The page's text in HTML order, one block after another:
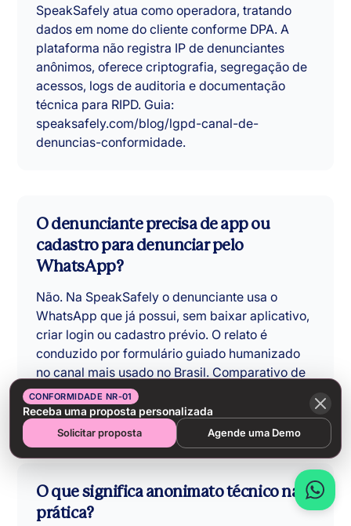
SpeakSafely atua como operadora, tratando
dados em nome do cliente conforme DPA. A
plataforma não registra IP de denunciantes
anônimos, oferece criptografia, segregação de
acessos, logs de auditoria e documentação
técnica para RIPD. Guia:
speaksafely.com/blog/lgpd-canal-de-
denuncias-conformidade.
O denunciante precisa de app ou
cadastro para denunciar pelo
WhatsApp?
Não. Na SpeakSafely o denunciante usa o
WhatsApp que já possui, sem baixar aplicativo,
criar login ou cadastro prévio. O relato é
conduzido por formulário guiado humanizado
no canal mais usado no Brasil. Comparativo de
canais: speaksafely.com/compare/whatsapp-
vs-portal-web.
O que significa anonimato técnico na
prática?
CONFORMIDADE NR-01
Receba uma proposta personalizada
Solicitar proposta Agende uma Demo